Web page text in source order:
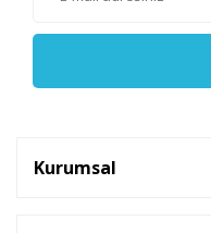
Kurumsal